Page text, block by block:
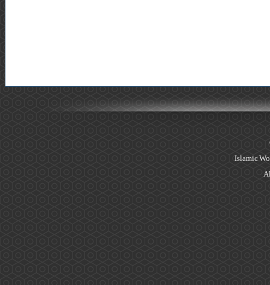
Islamic